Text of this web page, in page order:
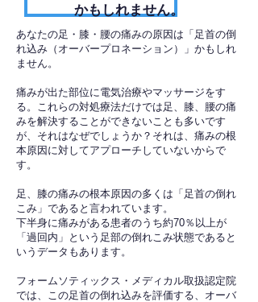
かもしれません。
あなたの足・膝・腰の痛みの原因は「足首の倒
れ込み（オーバープロネーション）」かもしれ
ません。
痛みが出た部位に電気治療やマッサージをす
る。これらの対処療法だけでは足、膝、腰の痛
みを解決することができないことも多いです
が、それはなぜでしょうか？それは、痛みの根
本原因に対してアプローチしていないからで
す。
足、膝の痛みの根本原因の多くは「足首の倒れ
こみ」であると言われています。
下半身に痛みがある患者のうち約70％以上が
「過回内」という足部の倒れこみ状態であると
いうデータもあります。
フォームソティックス・メディカル取扱認定院
では、この足首の倒れ込みを評価する、オーバ